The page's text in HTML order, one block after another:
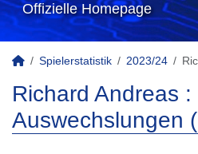
Offizielle Homepage
Spielerstatistik 2023/24
Richard Andreas :
Auswechslungen